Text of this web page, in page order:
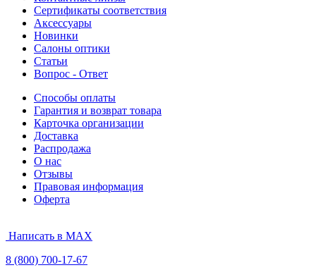
Сертификаты соответствия
Аксессуары
Новинки
Салоны оптики
Статьи
Вопрос - Ответ
Способы оплаты
Гарантия и возврат товара
Карточка организации
Доставка
Распродажа
О нас
Отзывы
Правовая информация
Оферта
Написать в MAX
8 (800) 700-17-67